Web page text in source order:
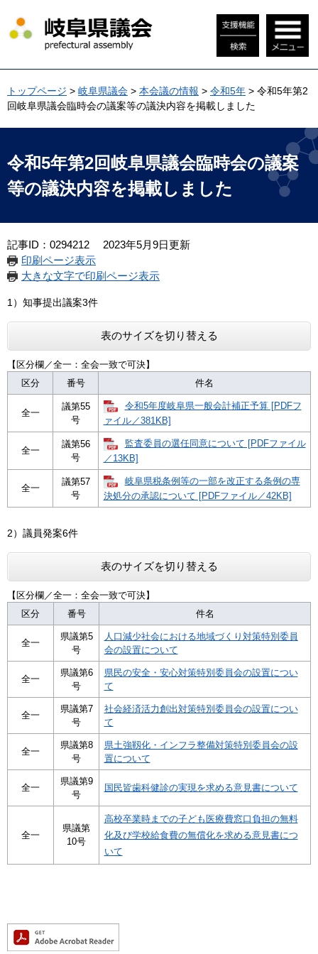
ジ
先
で
す
。
ュ
を
ば
し
て
トップページ > 岐阜県議会 > 本会議の情報 > 令和5年 > 令和5年第2
回岐阜県議会臨時会の議案等の議決内容を掲載しました
令和5年第2回岐阜県議会臨時会の議案
等の議決内容を掲載しました
記事ID：0294212
2023年5月9日更新
印刷ページ表示
大きな文字で印刷ページ表示
1）知事提出議案3件
表のサイズを切り替える
【区分欄／全一：全会一致で可決】
区分
番号 件名
全一
議第55
号
令和5年度岐阜県一般会計補正予算 [PDFフ
ァイル／381KB]
全一
議第56
号
監査委員の選任同意について [PDFファイル
／13KB]
全一
議第57
号
岐阜県税条例等の一部を改正する条例の専
決処分の承認について [PDFファイル／42KB]
2）議員発案6件
表のサイズを切り替える
【区分欄／全一：全会一致で可決】
区分
番号 件名
全一
県議第5
号
人口減少社会における地域づくり対策特別委員
会の設置について
全一
県議第6
号
県民の安全・安心対策特別委員会の設置につい
て
全一
県議第7
号
社会経済活力創出対策特別委員会の設置につい
て
全一
県議第8
号
県土強靱化・インフラ整備対策特別委員会の設
置について
全一
県議第9
号
国民皆歯科健診の実現を求める意見書について
全一
県議第
10号
高校卒業時までの子ども医療費窓口負担の無料
化及び学校給食費の無償化を求める意見書につ
いて